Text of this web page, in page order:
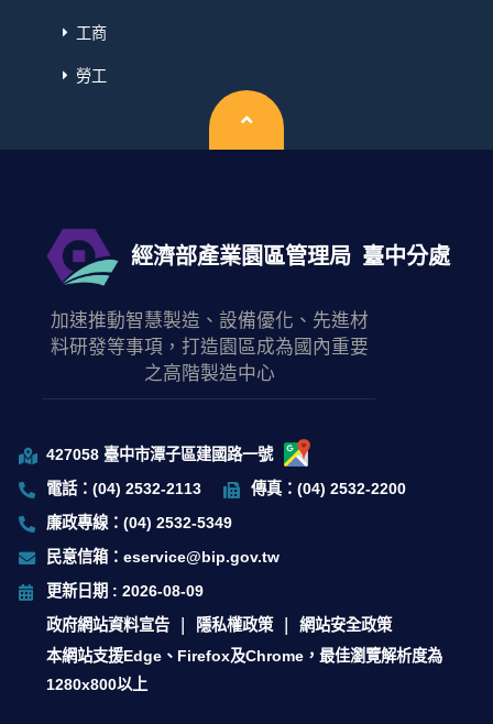
工商
勞工
經濟部產業園區管理局 臺中分處
加速推動智慧製造、設備優化、先進材
料研發等事項，打造園區成為國內重要
之高階製造中心
427058 臺中市潭子區建國路一號
電話：(04) 2532-2113
傳真：(04) 2532-2200
廉政專線：(04) 2532-5349
民意信箱：eservice@bip.gov.tw
更新日期 : 2026-08-09
政府網站資料宣告
隱私權政策
網站安全政策
本網站支援Edge、Firefox及Chrome，最佳瀏覽解析度為
1280x800以上